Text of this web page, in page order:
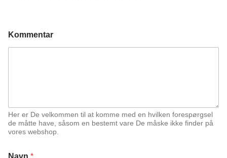
Kommentar
Her er De velkommen til at komme med en hvilken forespørgsel
de måtte have, såsom en bestemt vare De måske ikke finder på
vores webshop.